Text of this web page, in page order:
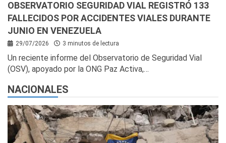
OBSERVATORIO SEGURIDAD VIAL REGISTRÓ 133
FALLECIDOS POR ACCIDENTES VIALES DURANTE
JUNIO EN VENEZUELA
29/07/2026 3 minutos de lectura
Un reciente informe del Observatorio de Seguridad Vial
(OSV), apoyado por la ONG Paz Activa,…
NACIONALES